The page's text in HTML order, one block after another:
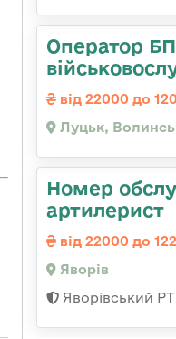
Оператор
від 22000 до
Луцьк,
Номер
артилерист
від 22000 до
Яворів
Яворівський